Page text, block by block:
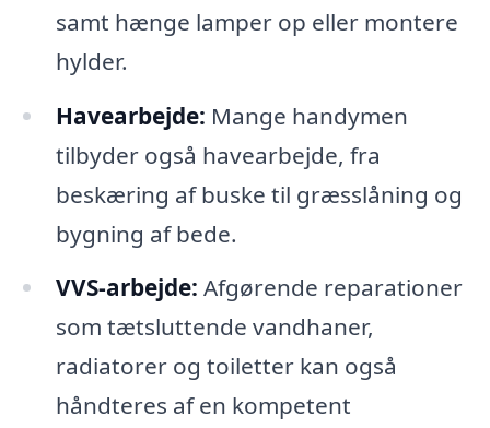
samt hænge lamper op eller montere
hylder.
Havearbejde: Mange handymen
tilbyder også havearbejde, fra
beskæring af buske til græsslåning og
bygning af bede.
VVS-arbejde: Afgørende reparationer
som tætsluttende vandhaner,
radiatorer og toiletter kan også
håndteres af en kompetent